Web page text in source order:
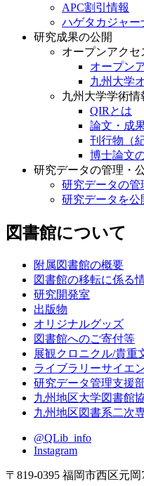
APC割引情報
ハゲタカジャー
研究成果の公開
オープンアクセ
オープン
九州大学
九州大学学術情
QIRとは
論文・成
刊行物（
博士論文
研究データの管理・
研究データの管
研究データを公
図書館について
附属図書館の概要
図書館の移転に係る
研究開発室
出版物
オリジナルグッズ
図書館へのご寄付等
展観クロニクル/貴重
ライブラリーサイエ
研究データ管理支援
九州地区大学図書館
九州地区図書系二次
@QLib_info
Instagram
〒819-0395 福岡市西区元岡